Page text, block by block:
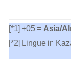
[*1] +05 = Asia/
[*2] Lingue in